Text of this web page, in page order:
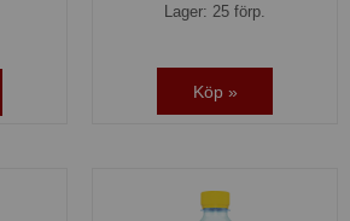
Lager: 25 förp.
Köp »